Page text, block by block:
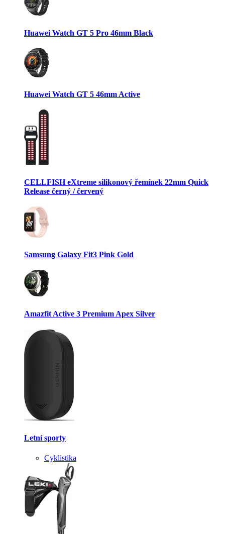
Huawei Watch GT 5 Pro 46mm Black
Huawei Watch GT 5 46mm Active
CELLFISH eXtreme silikonový řemínek 22mm Quick
Release černý / červený
Samsung Galaxy Fit3 Pink Gold
Amazfit Active 3 Premium Apex Silver
Letní sporty
Cyklistika